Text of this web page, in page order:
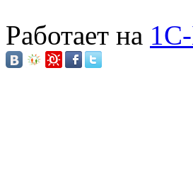
Работает на